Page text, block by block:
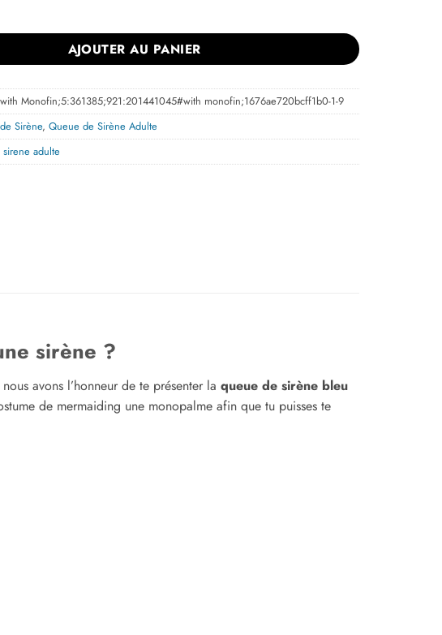
de Sirène Rose et Bleue Multicolore avec Monopalme
AJOUTER AU PANIER
Monofin;5:361385;921:201441045#with monofin;1676ae720bcff1b0-1-9
Sirène, Queue de Sirène Adulte
adulte
sirène ?
avons l’honneur de te présenter la queue de sirène bleu
de mermaiding une monopalme afin que tu puisses te